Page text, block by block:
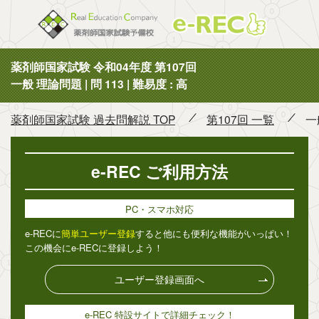
薬剤師国家試験 令和04年度 第107回
一般 理論問題 | 問 113 | 難易度 : 高
薬剤師国家試験 過去問解説 TOP 第107回 一覧
e-REC ご利用方法
PC・スマホ対応
e-RECに簡単ユーザー登録すると他にも便利な機能がいっぱい！
この機会にe-RECに登録しよう！
ユーザー登録画面へ
e-REC 特設サイトで詳細チェック！